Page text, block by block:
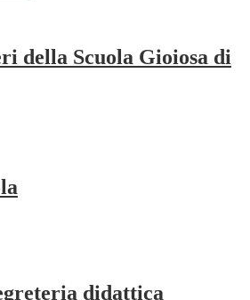
della Scuola Gioiosa di
didattica